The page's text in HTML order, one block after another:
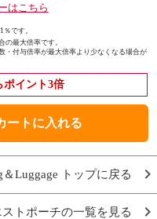
はこちら
です。
の最大倍率です。
・付与倍率が最大倍率より少なくなる場合が
ポイント3倍
ートに入れる
Luggage トップに戻る
トポーチの一覧を見る